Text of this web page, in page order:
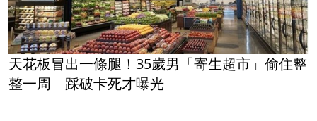
天花板冒出一條腿！35歲男「寄生超市」偷住整
整一周 踩破卡死才曝光